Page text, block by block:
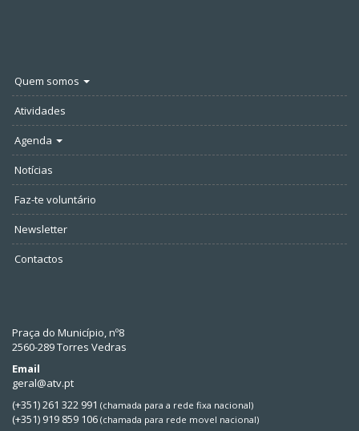
Quem somos
Atividades
Agenda
Notícias
Faz-te voluntário
Newsletter
Contactos
Praça do Município, nº8
2560-289 Torres Vedras
Email
geral@atv.pt
(+351) 261 322 991 (chamada para a rede fixa nacional)
(+351) 919 859 106 (chamada para rede movel nacional)